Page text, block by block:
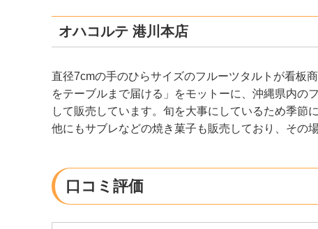
オハコルテ 港川本店
直径7cmの手のひらサイズのフルーツタルトが看板
をテーブルまで届ける」をモットーに、沖縄県内の
して販売しています。旬を大事にしているため季節
他にもサブレなどの焼き菓子も販売しており、その
口コミ評価